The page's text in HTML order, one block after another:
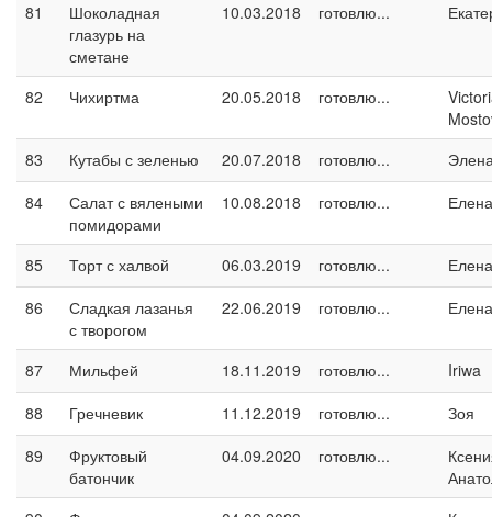
81
Шоколадная
глазурь на
сметане
10.03.2018 готовлю...
82 Чихиртма 20.05.2018 готовлю...
83
Кутабы с зеленью 20.07.2018 готовлю...
84
Салат с вялеными
помидорами
10.08.2018 готовлю...
85 Торт с халвой 06.03.2019 готовлю...
Елена
86
Сладкая лазанья
с творогом
22.06.2019 готовлю...
87 Мильфей 18.11.2019 готовлю...
Iriwa
88
Гречневик 11.12.2019 готовлю...
Зоя
89
Фруктовый
батончик
04.09.2020 готовлю...